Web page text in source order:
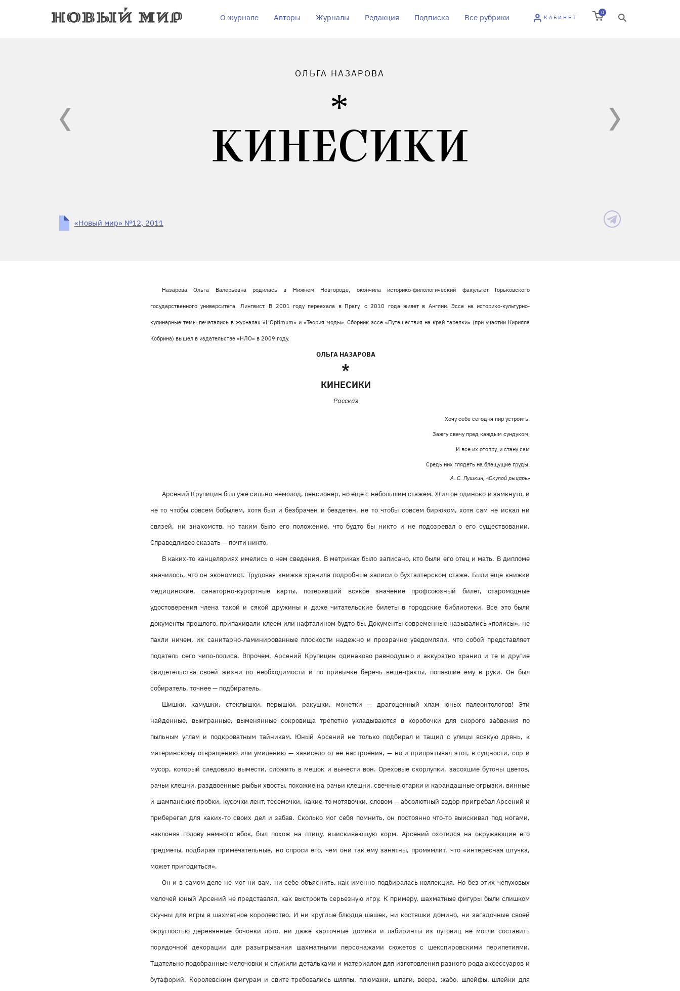
О журнале Авторы Журналы Редакция Подписка Все рубрики КАБИНЕТ
0
ОЛЬГА НАЗАРОВА
КИНЕСИКИ
«Новый мир» №12, 2011
Назарова Ольга Валерьевна родилась в Нижнем Новгороде, окончила историко-филологический факультет Горьковского
государственного университета. Лингвист. В 2001 году переехала в Прагу, с 2010 года живет в Англии. Эссе на историко-культурно-
кулинарные темы печатались в журналах «L’Optimum» и «Теория моды». Сборник эссе «Путешествия на край тарелки» (при участии Кирилла
Кобрина) вышел в издательстве «НЛО» в 2009 году.
ОЛЬГА НАЗАРОВА
*
КИНЕСИКИ
Рассказ
Хочу себе сегодня пир устроить:
Зажгу свечу пред каждым сундуком,
И все их отопру, и стану сам
Средь них глядеть на блещущие груды.
А. С. Пушкин, «Скупой рыцарь»
Арсений Крупицин был уже сильно немолод, пенсионер, но еще с небольшим стажем. Жил он одиноко и замкнуто, и
не то чтобы совсем бобылем, хотя был и безбрачен и бездетен, не то чтобы совсем бирюком, хотя сам не искал ни
связей, ни знакомств, но таким было его положение, что будто бы никто и не подозревал о его существовании.
Справедливее сказать — почти никто.
В каких-то канцеляриях имелись о нем сведения. В метриках было записано, кто были его отец и мать. В дипломе
значилось, что он экономист. Трудовая книжка хранила подробные записи о бухгалтерском стаже. Были еще книжки
медицинские, санаторно-курортные карты, потерявший всякое значение профсоюзный билет, старомодные
удостоверения члена такой и сякой дружины и даже читательские билеты в городские библиотеки. Все это были
документы прошлого, припахивали клеем или нафталином будто бы. Документы современные назывались «полисы», не
пахли ничем, их санитарно-ламинированные плоскости надежно и прозрачно уведомляли, что собой представляет
податель сего чипо-полиса. Впрочем, Арсений Крупицин одинаково равнодушно и аккуратно хранил и те и другие
свидетельства своей жизни по необходимости и по привычке беречь веще-факты, попавшие ему в руки. Он был
собиратель, точнее — подбиратель.
Шишки, камушки, стеклышки, перышки, ракушки, монетки — драгоценный хлам юных палеонтологов! Эти
найденные, выигранные, выменянные сокровища трепетно укладываются в коробочки для скорого забвения по
пыльным углам и подкроватным тайникам. Юный Арсений не только подбирал и тащил с улицы всякую дрянь, к
материнскому отвращению или умилению — зависело от ее настроения, — но и припрятывал этот, в сущности, сор и
мусор, который следовало вымести, сложить в мешок и вынести вон. Ореховые скорлупки, засохшие бутоны цветов,
рачьи клешни, раздвоенные рыбьи хвосты, похожие на рачьи клешни, свечные огарки и карандашные огрызки, винные
и шампанские пробки, кусочки лент, тесемочки, какие-то мотявочки, словом — абсолютный вздор пригребал Арсений и
приберегал для каких-то своих дел и забав. Сколько мог себя помнить, он постоянно что-то выискивал под ногами,
наклоняя голову немного вбок, был похож на птицу, выискивающую корм. Арсений охотился на окружающие его
предметы, подбирая примечательные, но спроси его, чем они так ему занятны, промямлит, что «интересная штучка,
может пригодиться».
Он и в самом деле не мог ни вам, ни себе объяснить, как именно подбиралась коллекция. Но без этих чепуховых
мелочей юный Арсений не представлял, как выстроить серьезную игру. К примеру, шахматные фигуры были слишком
скучны для игры в шахматное королевство. И ни круглые блюдца шашек, ни костяшки домино, ни загадочные своей
округлостью деревянные бочонки лото, ни даже карточные домики и лабиринты из пуговиц не могли составить
порядочной декорации для разыгрывания шахматными персонажами сюжетов с шекспировскими перипетиями.
Тщательно подобранные мелочовки и служили детальками и материалом для изготовления разного рода аксессуаров и
бутафорий. Королевским фигурам и свите требовались шляпы, плюмажи, шпаги, веера, жабо, шлейфы, шлейки для